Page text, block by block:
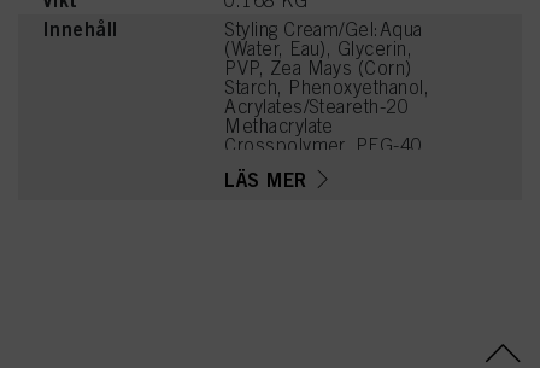
Innehåll
Styling Cream/Gel:Aqua
(Water, Eau), Glycerin,
PVP, Zea Mays (Corn)
Starch, Phenoxyethanol,
Acrylates/Steareth-20
Methacrylate
Crosspolymer, PEG-40
Hydrogenated Castor Oil,
Aminomethyl Propanol,
LÄS MER